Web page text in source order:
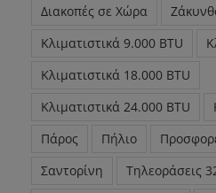
Διακοπές σε Χώρα
Κλιματιστικά 9.000 BTU
Κλιματιστικά 18.000 BTU
Κλιματιστικά 24.000 BTU
Πάρος
Πήλιο
Σαντορίνη
Τηλεοράσεις